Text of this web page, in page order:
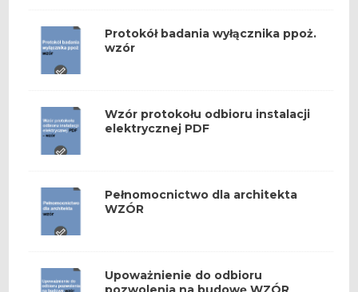
Protokół badania wyłącznika ppoż.
wzór
Wzór protokołu odbioru instalacji
elektrycznej PDF
Pełnomocnictwo dla architekta
WZÓR
Upoważnienie do odbioru